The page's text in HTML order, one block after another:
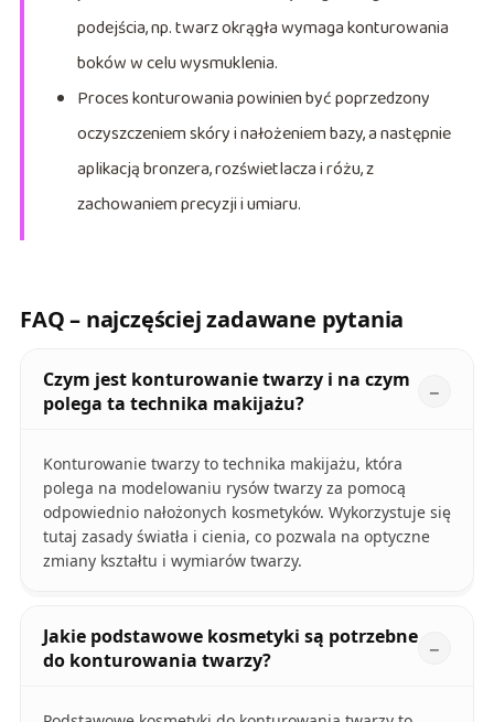
podejścia, np. twarz okrągła wymaga konturowania
boków w celu wysmuklenia.
Proces konturowania powinien być poprzedzony
oczyszczeniem skóry i nałożeniem bazy, a następnie
aplikacją bronzera, rozświetlacza i różu, z
zachowaniem precyzji i umiaru.
FAQ – najczęściej zadawane pytania
Czym jest konturowanie twarzy i na czym
polega ta technika makijażu?
Konturowanie twarzy to technika makijażu, która
polega na modelowaniu rysów twarzy za pomocą
odpowiednio nałożonych kosmetyków. Wykorzystuje się
tutaj zasady światła i cienia, co pozwala na optyczne
zmiany kształtu i wymiarów twarzy.
Jakie podstawowe kosmetyki są potrzebne
do konturowania twarzy?